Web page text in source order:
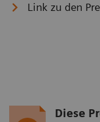
Link zu den
Diese